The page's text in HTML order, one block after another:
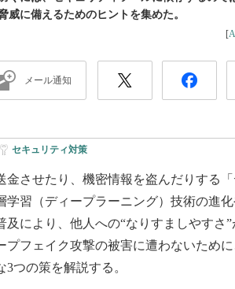
威に備えるためのヒントを集めた。
[
メール通知
セキュリティ対策
させたり、機密情報を盗んだりする「
学習（ディープラーニング）技術の進
により、他人への“なりすましやすさ
プフェイク攻撃の被害に遭わないため
つの策を解説する。